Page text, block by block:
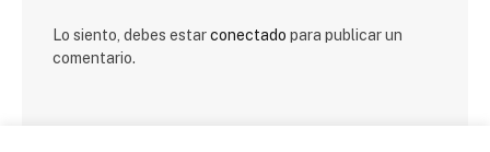
Lo siento, debes estarconectado para publicar un
comentario.